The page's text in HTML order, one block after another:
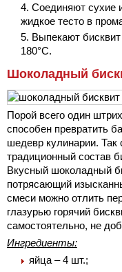
Соединяют сухие
жидкое тесто в
Выпекают
180°С.
Шоколадный
Порой всего один
способен превратить
шедевр кулинарии. Так
традиционный состав
Вкусный шоколадный
потрясающий
смеси можно отлить
глазурью горячий
самостоятельно, не
Ингредиенты:
яйца – 4 шт.;